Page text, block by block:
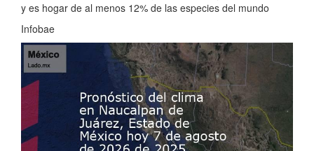
y es hogar de al menos 12% de las especies del mundo
Infobae